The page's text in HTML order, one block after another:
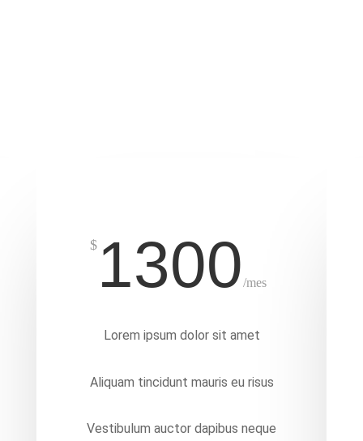
$1300/mes
Lorem ipsum dolor sit amet
Aliquam tincidunt mauris eu risus
Vestibulum auctor dapibus neque